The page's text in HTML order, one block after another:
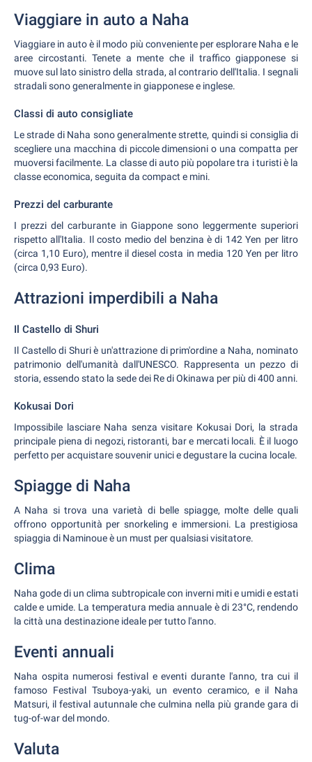
Viaggiare in auto a Naha
Viaggiare in auto è il modo più conveniente per esplorare Naha e le
aree circostanti. Tenete a mente che il traffico giapponese si
muove sul lato sinistro della strada, al contrario dell'Italia. I segnali
stradali sono generalmente in giapponese e inglese.
Classi di auto consigliate
Le strade di Naha sono generalmente strette, quindi si consiglia di
scegliere una macchina di piccole dimensioni o una compatta per
muoversi facilmente. La classe di auto più popolare tra i turisti è la
classe economica, seguita da compact e mini.
Prezzi del carburante
I prezzi del carburante in Giappone sono leggermente superiori
rispetto all'Italia. Il costo medio del benzina è di 142 Yen per litro
(circa 1,10 Euro), mentre il diesel costa in media 120 Yen per litro
(circa 0,93 Euro).
Attrazioni imperdibili a Naha
Il Castello di Shuri
Il Castello di Shuri è un'attrazione di prim'ordine a Naha, nominato
patrimonio dell'umanità dall'UNESCO. Rappresenta un pezzo di
storia, essendo stato la sede dei Re di Okinawa per più di 400 anni.
Kokusai Dori
Impossibile lasciare Naha senza visitare Kokusai Dori, la strada
principale piena di negozi, ristoranti, bar e mercati locali. È il luogo
perfetto per acquistare souvenir unici e degustare la cucina locale.
Spiagge di Naha
A Naha si trova una varietà di belle spiagge, molte delle quali
offrono opportunità per snorkeling e immersioni. La prestigiosa
spiaggia di Naminoue è un must per qualsiasi visitatore.
Clima
Naha gode di un clima subtropicale con inverni miti e umidi e estati
calde e umide. La temperatura media annuale è di 23°C, rendendo
la città una destinazione ideale per tutto l'anno.
Eventi annuali
Naha ospita numerosi festival e eventi durante l'anno, tra cui il
famoso Festival Tsuboya-yaki, un evento ceramico, e il Naha
Matsuri, il festival autunnale che culmina nella più grande gara di
tug-of-war del mondo.
Valuta